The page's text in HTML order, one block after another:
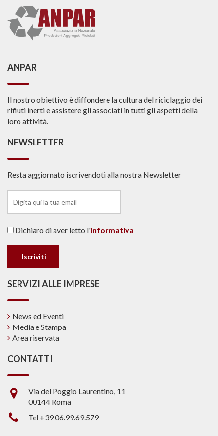
ANPAR
Il nostro obiettivo è diffondere la cultura del riciclaggio dei
rifiuti inerti e assistere gli associati in tutti gli aspetti della
loro attività.
NEWSLETTER
Resta aggiornato iscrivendoti alla nostra Newsletter
Dichiaro di aver letto l'Informativa
SERVIZI ALLE IMPRESE
News ed Eventi
Media e Stampa
Area riservata
CONTATTI
Via del Poggio Laurentino, 11
00144 Roma
Tel +39 06.99.69.579